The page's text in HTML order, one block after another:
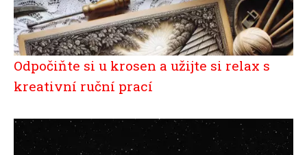
Odpočiňte si u krosen a užijte si relax s
kreativní ruční prací